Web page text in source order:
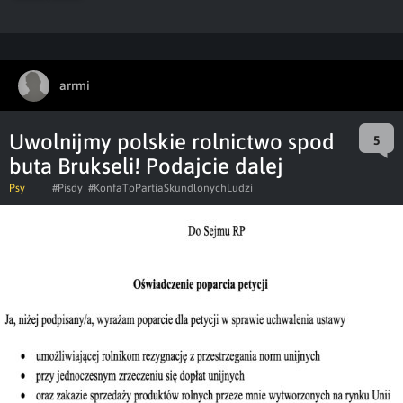
arrmi
Uwolnijmy polskie rolnictwo spod
buta Brukseli! Podajcie dalej
5
Psy #Pisdy #KonfaToPartiaSkundlonychLudzi